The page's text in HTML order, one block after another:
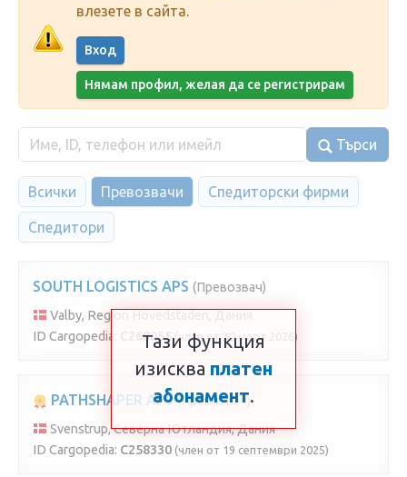
влезете в сайта.
Вход
Нямам профил, желая да се регистрирам
Търси
Всички Превозвачи Спедиторски фирми
Спедитори
SOUTH LOGISTICS APS (Превозвач)
Valby, Region Hovedstaden, Дания
ID Cargopedia:
C268055 (член от 30 март 2026)
PATHSHAPER APS (Превозвач)
Svenstrup, Северна Ютландия, Дания
ID Cargopedia: C258330 (член от 19 септември 2025)
Тази функция
изисква платен
абонамент.